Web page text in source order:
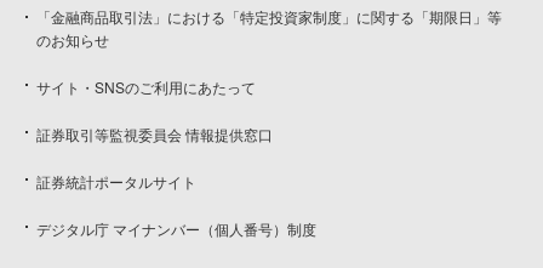
「金融商品取引法」における「特定投資家制度」に関する「期限日」等
のお知らせ
サイト・SNSのご利用にあたって
証券取引等監視委員会 情報提供窓口
証券統計ポータルサイト
デジタル庁 マイナンバー（個人番号）制度